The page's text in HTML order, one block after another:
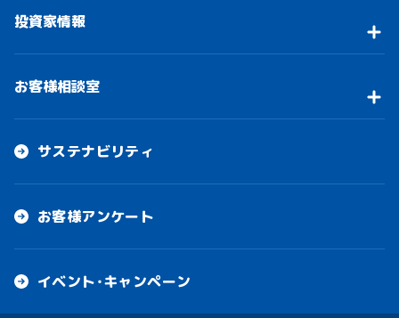
投資家情報
お客様相談室
サステナビリティ
お客様アンケート
イベント・キャンペーン